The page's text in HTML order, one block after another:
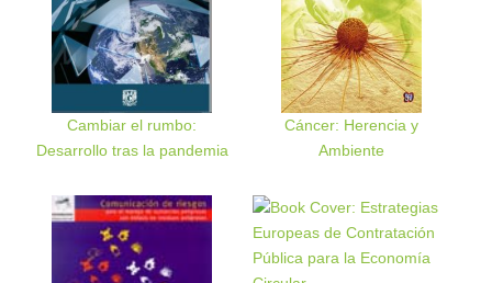
Cambiar el rumbo:
Desarrollo tras la pandemia
Cáncer: Herencia y
Ambiente